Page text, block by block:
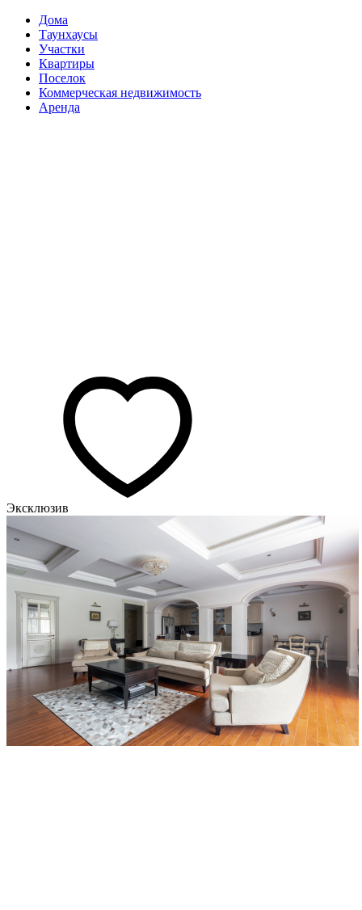
Дома
Таунхаусы
Участки
Квартиры
Поселок
Коммерческая недвижимость
Аренда
Эксклюзив